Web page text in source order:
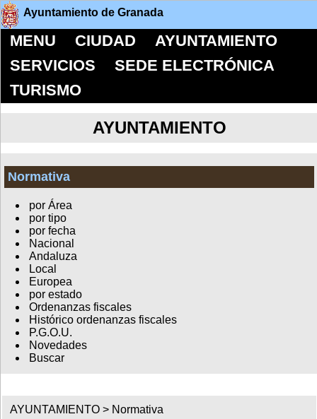
Ayuntamiento de Granada
MENU CIUDAD
AYUNTAMIENTO
SERVICIOS
SEDE ELECTRÓNICA
TURISMO
AYUNTAMIENTO
Normativa
por Área
por tipo
por fecha
Nacional
Andaluza
Local
Europea
por estado
Ordenanzas fiscales
Histórico ordenanzas fiscales
P.G.O.U.
Novedades
Buscar
AYUNTAMIENTO > Normativa